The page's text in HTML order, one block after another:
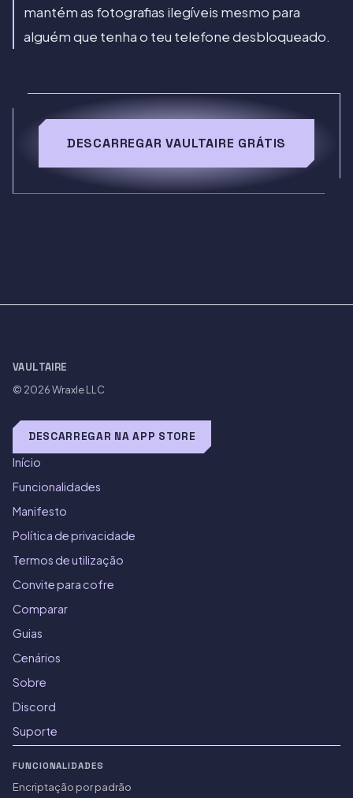
mantém as fotografias ilegíveis mesmo para
alguém que tenha o teu telefone desbloqueado.
DESCARREGAR VAULTAIRE GRÁTIS
VAULTAIRE
© 2026Wraxle LLC
DESCARREGAR NA APP STORE
Início
Funcionalidades
Manifesto
Política de privacidade
Termos de utilização
Convite para cofre
Comparar
Guias
Cenários
Sobre
Discord
Suporte
FUNCIONALIDADES
Encriptação por padrão